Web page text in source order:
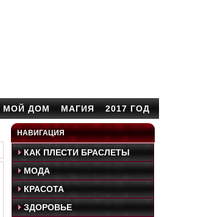
МОЙ ДОМ МАГИЯ 2017 ГОД
НАВИГАЦИЯ
КАК ПЛЕСТИ БРАСЛЕТЫ
МОДА
КРАСОТА
ЗДОРОВЬЕ